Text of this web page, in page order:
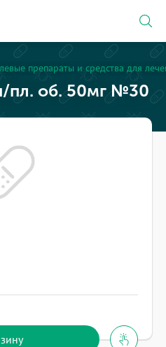
препараты и средства для
пл. об. 50мг №30